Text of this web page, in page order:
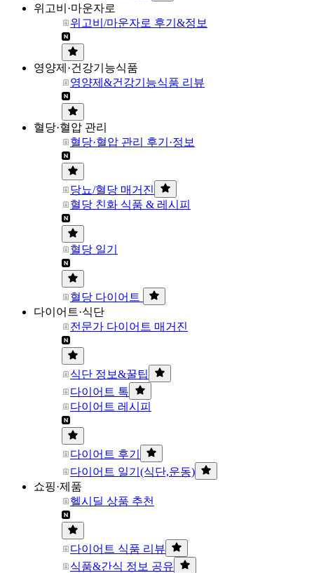
위고비·마운자로
위고비/마운자로 후기&정보
영양제·건강기능식품
영양제&건강기능식품 리뷰
혈당·혈압 관리
혈당·혈압 관리 후기·정보
당뇨/혈당 매거진
혈당 친화 식품 & 레시피
혈당 일기
혈당 다이어트
다이어트·식단
전문가 다이어트 매거진
식단 정보&꿀팁
다이어트 톡
다이어트 레시피
다이어트 후기
다이어트 일기(식단,운동)
쇼핑·제품
헬시딜 상품 추천
다이어트 식품 리뷰
식품&간식 정보 공유